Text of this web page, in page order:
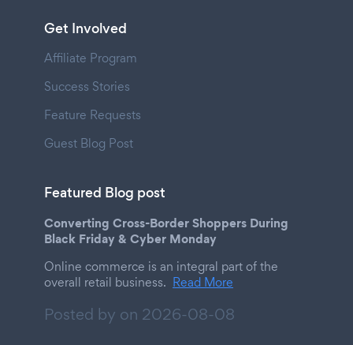
Get Involved
Affiliate Program
Success Stories
Feature Requests
Guest Blog Post
Featured Blog post
Converting Cross-Border Shoppers During
Black Friday & Cyber Monday
Online commerce is an integral part of the
overall retail business. Read More
Posted by on 2026-08-08